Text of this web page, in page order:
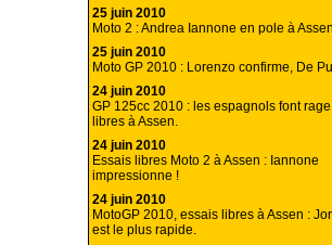
25 juin 2010
Moto 2 : Andrea Iannone en pole à
25 juin 2010
Moto GP 2010 : Lorenzo confirme, De
24 juin 2010
GP 125cc 2010 : les espagnols font
libres à Assen.
24 juin 2010
Essais libres Moto 2 à Assen : Iannone
impressionne !
24 juin 2010
MotoGP 2010, essais libres à Assen :
est le plus rapide.